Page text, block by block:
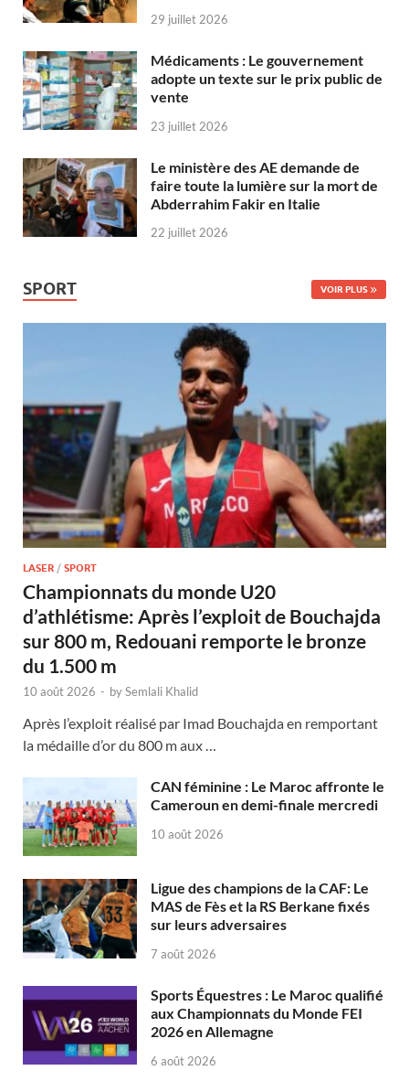
29 juillet 2026
Médicaments : Le gouvernement
adopte un texte sur le prix public de
vente
23 juillet 2026
Le ministère des AE demande de
faire toute la lumière sur la mort de
Abderrahim Fakir en Italie
22 juillet 2026
SPORT VOIR PLUS
LASER / SPORT
Championnats du monde U20
d’athlétisme: Après l’exploit de Bouchajda
sur 800 m, Redouani remporte le bronze
du 1.500 m
10 août 2026 - bySemlali Khalid
Après l’exploit réalisé par Imad Bouchajda en remportant
la médaille d’or du 800 m aux …
CAN féminine : Le Maroc affronte le
Cameroun en demi-finale mercredi
10 août 2026
Ligue des champions de la CAF: Le
MAS de Fès et la RS Berkane fixés
sur leurs adversaires
7 août 2026
Sports Équestres : Le Maroc qualifié
aux Championnats du Monde FEI
2026 en Allemagne
6 août 2026